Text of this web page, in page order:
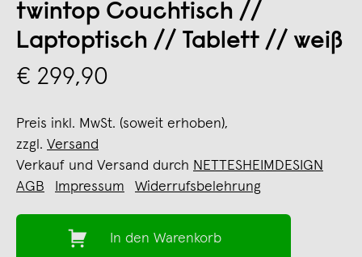
twintop Couchtisch //
Laptoptisch // Tablett // weiß
€ 299,90
Preis inkl. MwSt. (soweit erhoben),
zzgl. Versand
Verkauf und Versand durch NETTESHEIMDESIGN
AGB
Impressum Widerrufsbelehrung
In den Warenkorb